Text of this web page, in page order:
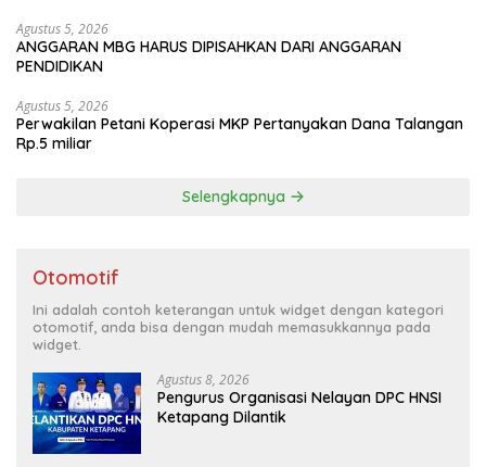
Agustus 5, 2026
ANGGARAN MBG HARUS DIPISAHKAN DARI ANGGARAN
PENDIDIKAN
Agustus 5, 2026
Perwakilan Petani Koperasi MKP Pertanyakan Dana Talangan
Rp.5 miliar
Selengkapnya
Otomotif
Ini adalah contoh keterangan untuk widget dengan kategori
otomotif, anda bisa dengan mudah memasukkannya pada
widget.
Agustus 8, 2026
Pengurus Organisasi Nelayan DPC HNSI
Ketapang Dilantik